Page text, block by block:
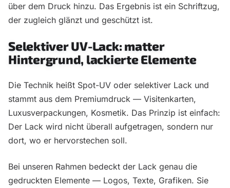
über dem Druck hinzu. Das Ergebnis ist ein Schriftzug,
der zugleich glänzt und geschützt ist.
Selektiver UV-Lack: matter
Hintergrund, lackierte Elemente
Die Technik heißt Spot-UV oder selektiver Lack und
stammt aus dem Premiumdruck — Visitenkarten,
Luxusverpackungen, Kosmetik. Das Prinzip ist einfach:
Der Lack wird nicht überall aufgetragen, sondern nur
dort, wo er hervorstechen soll.
Bei unseren Rahmen bedeckt der Lack genau die
gedruckten Elemente — Logos, Texte, Grafiken. Sie